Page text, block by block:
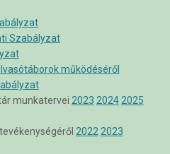
Szabályzat
működéséről
munkatervei 2023 2024 2025
2022 2023